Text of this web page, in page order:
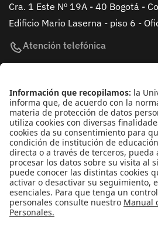
Cra. 1 Este Nº 19A - 40 Bogotá -
Edificio Mario Laserna - piso 6 -
Atención telefónica
+(571) 339 49 49 - Ext. 4830
Enlaces de interés
Línea de Transparencia Uniandes
Protección de datos Personales
Transparencia y Acceso a